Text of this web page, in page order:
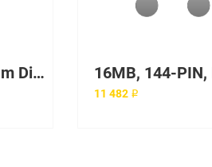
16MB, 100-PIN Sdram Dimm Memory Module
11 482 ₽